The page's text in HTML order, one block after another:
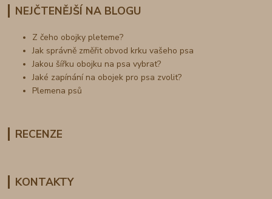
NEJČTENĚJŠÍ NA BLOGU
Z čeho obojky pleteme?
Jak správně změřit obvod krku vašeho psa
Jakou šířku obojku na psa vybrat?
Jaké zapínání na obojek pro psa zvolit?
Plemena psů
RECENZE
KONTAKTY